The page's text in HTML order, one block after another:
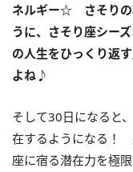
ネルギー☆ さそりの
うに、さそり座シー
の人生をひっくり返
よね♪
そして30日になると
在するようになる！
座に宿る潜在力を極